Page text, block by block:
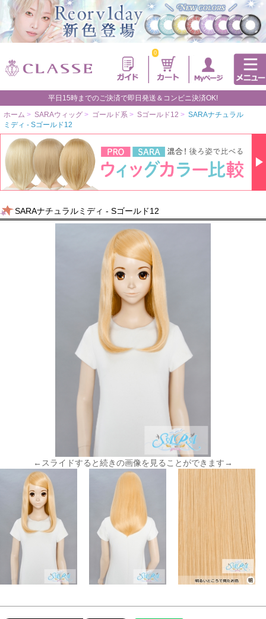
0
平日15時までのご決済で即日発送＆コンビニ決済OK!
ホーム > SARAウィッグ > ゴールド系 > Sゴールド12 > SARAナチュラル
ミディ - Sゴールド12
SARAナチュラルミディ - Sゴールド12
←スライドすると続きの画像を見ることができます→